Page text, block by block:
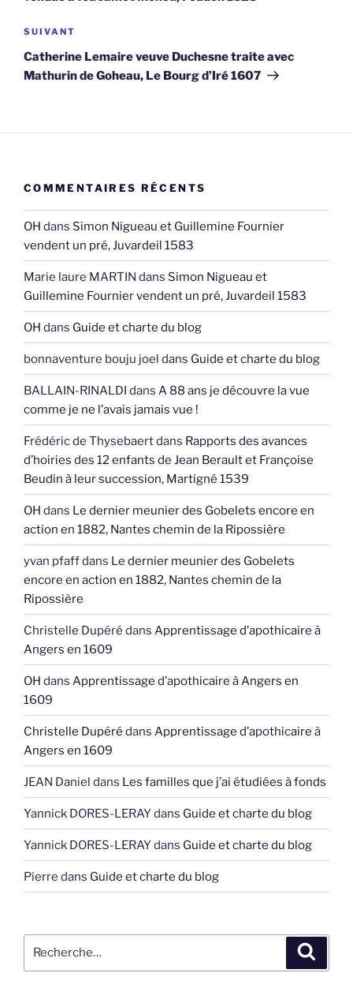
Article
suivant
SUIVANT
Catherine Lemaire veuve Duchesne traite avec
Mathurin de Goheau, Le Bourg d’Iré 1607
COMMENTAIRES RÉCENTS
OH dans Simon Nigueau et Guillemine Fournier
vendent un pré, Juvardeil 1583
Marie laure MARTIN dans Simon Nigueau et
Guillemine Fournier vendent un pré, Juvardeil 1583
OH dans Guide et charte du blog
bonnaventure bouju joel dans Guide et charte du blog
BALLAIN-RINALDI dans A 88 ans je découvre la vue
comme je ne l’avais jamais vue !
Frédéric de Thysebaertdans Rapports des avances
d’hoiries des 12 enfants de Jean Berault et Françoise
Beudin à leur succession, Martigné 1539
OH dans Le dernier meunier des Gobelets encore en
action en 1882, Nantes chemin de la Ripossière
yvan pfaffdans Le dernier meunier des Gobelets
encore en action en 1882, Nantes chemin de la
Ripossière
Christelle Dupéré dans Apprentissage d’apothicaire à
Angers en 1609
OH dans Apprentissage d’apothicaire à Angers en
1609
Christelle Dupéré dans Apprentissage d’apothicaire à
Angers en 1609
JEAN Daniel dans Les familles que j’ai étudiées à fonds
Yannick DORES-LERAYdans Guide et charte du blog
Yannick DORES-LERAYdans Guide et charte du blog
Pierre dans Guide et charte du blog
pour